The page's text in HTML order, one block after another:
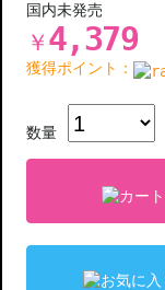
国内未発売
￥ 4,379
獲得ポイント：
数量